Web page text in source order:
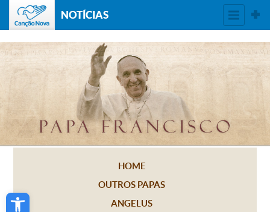
Open toolbar
NOTÍCIAS
HOME
OUTROS PAPAS
ANGELUS